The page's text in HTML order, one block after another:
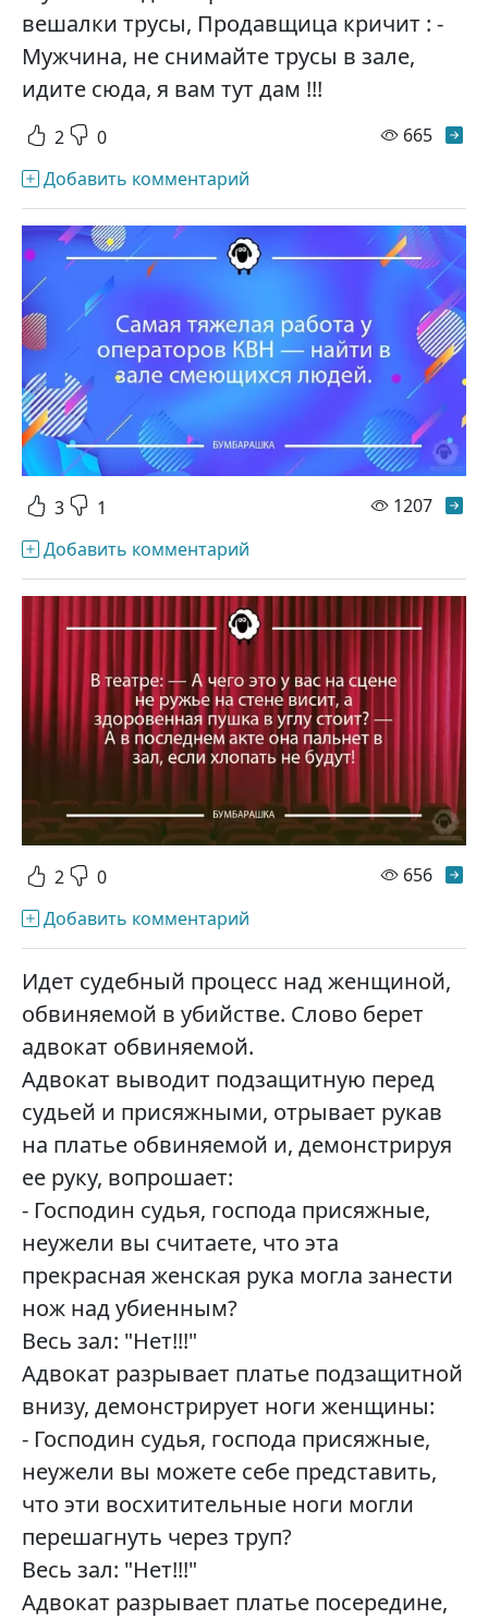
вешалки трусы, Продавщица кричит : -
Мужчина, не снимайте трусы в зале,
идите сюда, я вам тут дам !!!
2 0 665
Добавить комментарий
3 1 1207
Добавить комментарий
2 0 656
Добавить комментарий
Идет судебный процесс над женщиной,
обвиняемой в убийстве. Слово берет
адвокат обвиняемой.
Адвокат выводит подзащитную перед
судьей и присяжными, отрывает рукав
на платье обвиняемой и, демонстрируя
ее руку, вопрошает:
- Господин судья, господа присяжные,
неужели вы считаете, что эта
прекрасная женская рука могла занести
нож над убиенным?
Весь зал: "Нет!!!"
Адвокат разрывает платье подзащитной
внизу, демонстрирует ноги женщины:
- Господин судья, господа присяжные,
неужели вы можете себе представить,
что эти восхитительные ноги могли
перешагнуть через труп?
Весь зал: "Нет!!!"
Адвокат разрывает платье посередине,